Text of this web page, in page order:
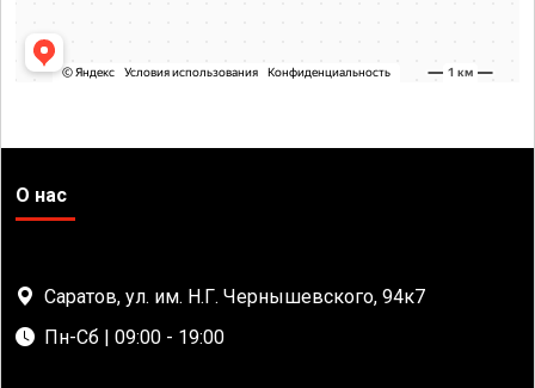
О нас
Саратов, ул. им. Н.Г. Чернышевского, 94к7
Пн-Сб | 09:00 - 19:00